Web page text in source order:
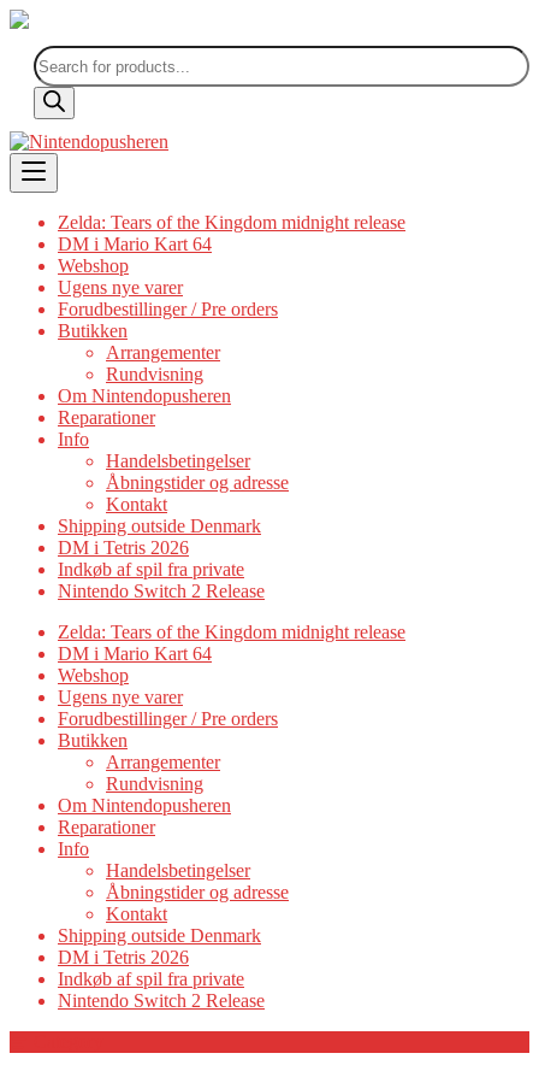
Products
search
Skip
to
content
Zelda: Tears of the Kingdom midnight release
DM i Mario Kart 64
Webshop
Ugens nye varer
Forudbestillinger / Pre orders
Butikken
Arrangementer
Rundvisning
Om Nintendopusheren
Reparationer
Info
Handelsbetingelser
Åbningstider og adresse
Kontakt
Shipping outside Denmark
DM i Tetris 2026
Indkøb af spil fra private
Nintendo Switch 2 Release
Zelda: Tears of the Kingdom midnight release
DM i Mario Kart 64
Webshop
Ugens nye varer
Forudbestillinger / Pre orders
Butikken
Arrangementer
Rundvisning
Om Nintendopusheren
Reparationer
Info
Handelsbetingelser
Åbningstider og adresse
Kontakt
Shipping outside Denmark
DM i Tetris 2026
Indkøb af spil fra private
Nintendo Switch 2 Release